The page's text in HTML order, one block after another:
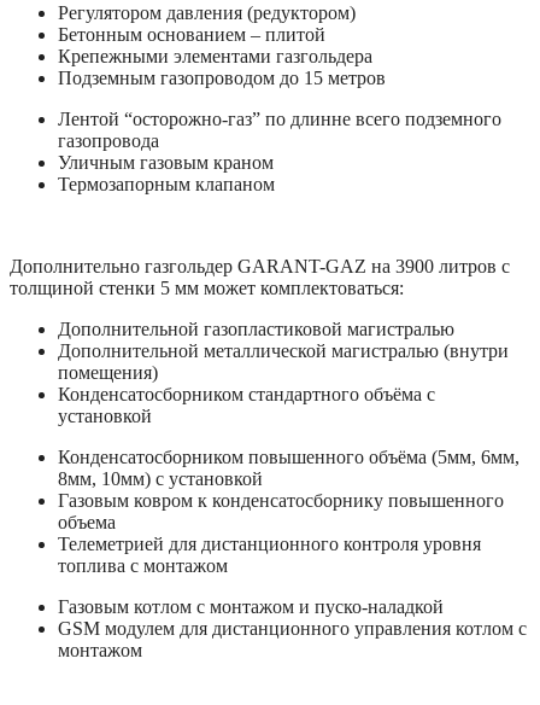
Регулятором давления (редуктором)
Бетонным основанием – плитой
Крепежными элементами газгольдера
Подземным газопроводом до 15 метров
Лентой “осторожно-газ” по длинне всего подземного
газопровода
Уличным газовым краном
Термозапорным клапаном
Дополнительно газгольдер GARANT-GAZ на 3900 литров с
толщиной стенки 5 мм может комплектоваться:
Дополнительной газопластиковой магистралью
Дополнительной металлической магистралью (внутри
помещения)
Конденсатосборником стандартного объёма с
установкой
Конденсатосборником повышенного объёма (5мм, 6мм,
8мм, 10мм) с установкой
Газовым ковром к конденсатосборнику повышенного
объема
Телеметрией для дистанционного контроля уровня
топлива с монтажом
Газовым котлом с монтажом и пуско-наладкой
GSM модулем для дистанционного управления котлом с
монтажом